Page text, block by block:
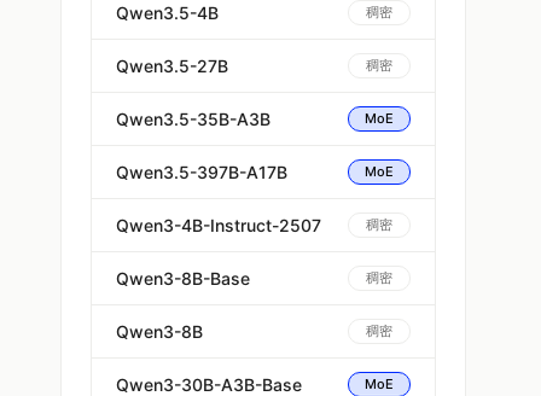
Qwen3.5-4B 稠密
Qwen3.5-27B 稠密
Qwen3.5-35B-A3B MoE
Qwen3.5-397B-A17B MoE
Qwen3-4B-Instruct-2507 稠密
Qwen3-8B-Base 稠密
Qwen3-8B 稠密
Qwen3-30B-A3B-Base MoE